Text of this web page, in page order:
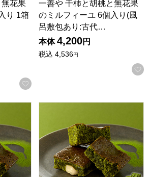
花果
り 1箱
点中）
お気に入りに登録する
一善や 干柿と胡桃と無花果
のミルフィーユ 6個入り(風
呂敷包あり:古代…
本体 4,200円
税込 4,536円